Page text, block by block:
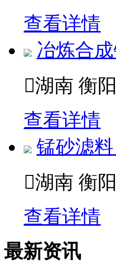
查看详情
冶炼合
湖南 衡
查看详情
锰砂滤
湖南 衡
查看详情
最新资讯